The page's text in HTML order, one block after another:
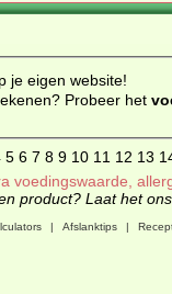
je eigen website!
Probeer het
5 6 7 8 9 10 11 12 13
voedingswaarde,
product? Laat het
| Afslanktips |